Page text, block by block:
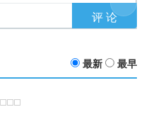
最新 最早